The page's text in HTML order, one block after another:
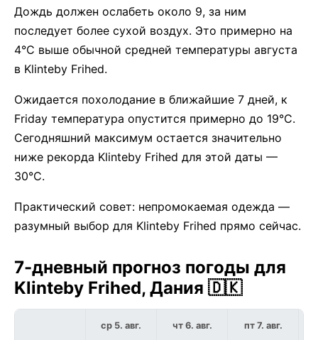
Дождь должен ослабеть около 9, за ним
последует более сухой воздух. Это примерно на
4°C выше обычной средней температуры августа
в Klinteby Frihed.
Ожидается похолодание в ближайшие 7 дней, к
Friday температура опустится примерно до 19°C.
Сегодняшний максимум остается значительно
ниже рекорда Klinteby Frihed для этой даты —
30°C.
Практический совет: непромокаемая одежда —
разумный выбор для Klinteby Frihed прямо сейчас.
7-дневный прогноз погоды для
Klinteby Frihed, Дания 🇩🇰
ср 5. авг. чт 6. авг. пт 7. авг.